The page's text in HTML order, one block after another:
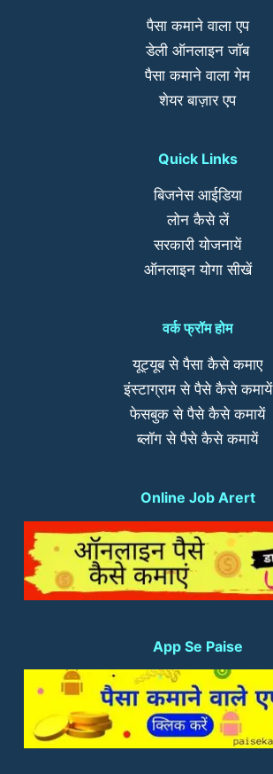
पैसा कमाने वाला एप
डेली ऑनलाइन जॉब
पैसा कमाने वाला गेम
शेयर बाज़ार एप
Quick Links
बिजनेस आईडिया
लोन कैसे लें
सरकारी योजनायें
ऑनलाइन योगा सीखें
वर्क फ्रॉम होम
यूट्यूब से पैसा कैसे कमाए
इंस्टाग्राम से पैसे कैसे कमायें
फेसबुक से पैसे कैसे कमायें
ब्लॉग से पैसे कैसे कमायें
Online Job Arert
App Se Paise